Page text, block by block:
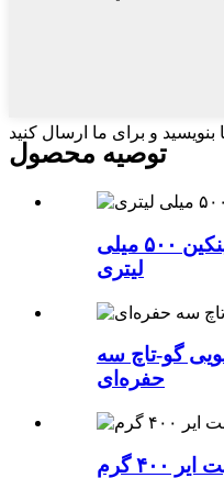
بنویسید و برای ما ارسال کنید
توصیه محصول
ژل حالت دهنده مو مینکین ۵۰۰ میلی
لیتری
گو-تاچ سه
حفره‌ای
گرم